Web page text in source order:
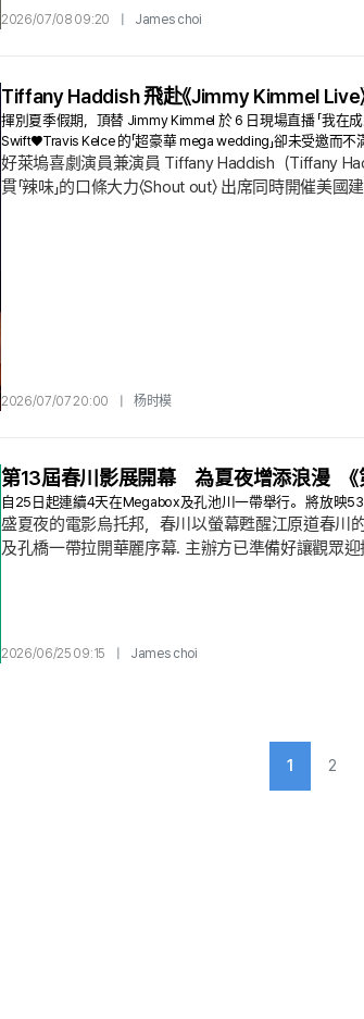
Summer Somewhere」的一環.
2026/07/08 09:20 James choi
Tiffany Haddish 飛赴《Jimmy Kimmel Live
揮別夏季假期，頂替 Jimmy Kimmel 於 6 日現場直播 「我在
Swift♥Travis Kelce 的「超豪華 mega wedding」卻未受邀而
好萊塢喜劇演員兼演員 Tiffany Haddish（Tiffany
貫「辣味」的口條大力〈Shout out〉 出席同時開催
2026/07/07 20:00 杨时模
第13屆春川影展開幕 為夏夜增添浪漫 《
自25日起連續4天在Megabox及孔池川一帶舉行。 將放映
盛夏夜的電影烏托邦，春川以螢幕甦醒江原道春川
及孔橋一帶拉開華麗序幕. 主辦方已準備好讓觀眾迎
2026/06/25 09:15 James choi
1 2